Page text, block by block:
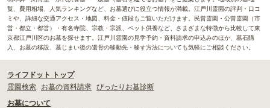
覧、費用相場、人気ランキングなど、お墓選びに役立つ情報が満載。江戸川霊園の評判・口コ
ミや、詳細な交通アクセス・地図、料金・値段もご覧いただけます。民営霊園・公営霊園（市
営・都立・都営）・有名寺院、宗教・宗派、ペット供養など、さまざまな特徴から比較して東
京都江戸川区のお墓を探せます。江戸川霊園の見学予約・資料請求の申込みのほか、墓石購
入、お墓の移設、墓じまい後の遺骨の移動先・移す方法についても気軽にご相談ください。
ライフドット トップ
霊園検索
お墓の資料請求 ぴったりお墓診断
お墓について